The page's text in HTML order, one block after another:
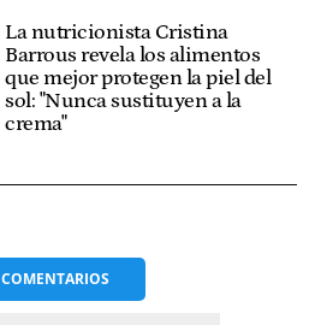
La nutricionista Cristina
Barrous revela los alimentos
que mejor protegen la piel del
sol: "Nunca sustituyen a la
crema"
COMENTARIOS